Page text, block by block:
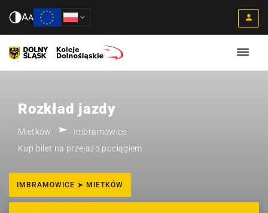
AA
Rozkład jazdy
Mietków
Imbramowice
Kup bilet na przejazd pociągiem
IMBRAMOWICE ➤ MIETKÓW